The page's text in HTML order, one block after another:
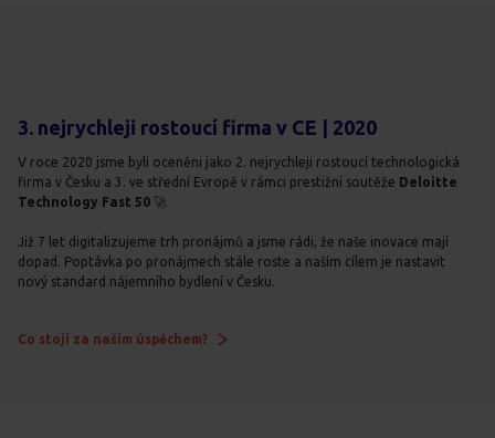
3. nejrychleji rostoucí firma v CE | 2020
V roce 2020 jsme byli oceněni jako 2. nejrychleji rostoucí technologická
firma v Česku a 3. ve střední Evropě v rámci prestižní soutěže Deloitte
Technology Fast 50 🚀
Již 7 let digitalizujeme trh pronájmů a jsme rádi, že naše inovace mají
dopad. Poptávka po pronájmech stále roste a naším cílem je nastavit
nový standard nájemního bydlení v Česku.
Co stojí za naším úspěchem?